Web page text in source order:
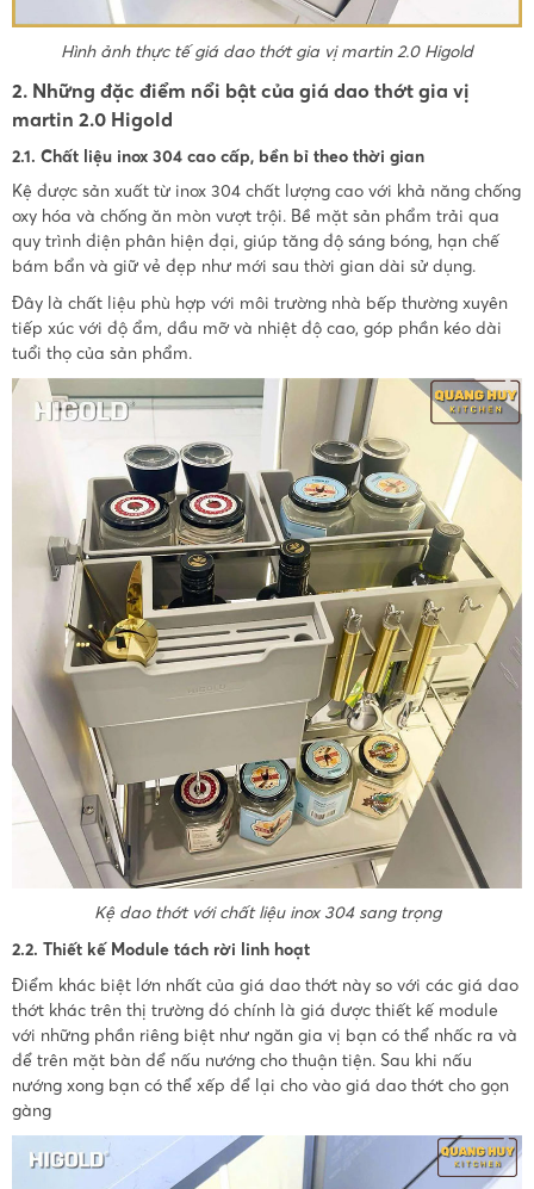
Hình ảnh thực tế giá dao thớt gia vị martin 2.0 Higold
2. Những đặc điểm nổi bật của giá dao thớt gia vị
martin 2.0 Higold
2.1. Chất liệu inox 304 cao cấp, bền bỉ theo thời gian
Kệ được sản xuất từ inox 304 chất lượng cao với khả năng chống
oxy hóa và chống ăn mòn vượt trội. Bề mặt sản phẩm trải qua
quy trình điện phân hiện đại, giúp tăng độ sáng bóng, hạn chế
bám bẩn và giữ vẻ đẹp như mới sau thời gian dài sử dụng.
Đây là chất liệu phù hợp với môi trường nhà bếp thường xuyên
tiếp xúc với độ ẩm, dầu mỡ và nhiệt độ cao, góp phần kéo dài
tuổi thọ của sản phẩm.
Kệ dao thớt với chất liệu inox 304 sang trọng
2.2. Thiết kế Module tách rời linh hoạt
Điểm khác biệt lớn nhất của giá dao thớt này so với các giá dao
thớt khác trên thị trường đó chính là giá được thiết kế module
với những phần riêng biệt như ngăn gia vị bạn có thể nhấc ra và
để trên mặt bàn để nấu nướng cho thuận tiện. Sau khi nấu
nướng xong bạn có thể xếp để lại cho vào giá dao thớt cho gọn
gàng